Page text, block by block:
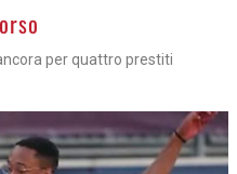
per quattro prestiti